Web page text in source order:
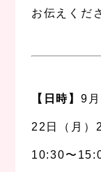
お伝えくだ
【日時】 9
22日（月）
10:30〜